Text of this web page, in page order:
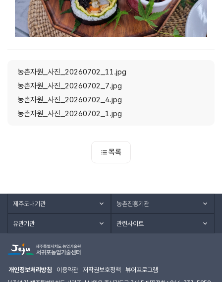
농촌자원_사진_20260702_11.jpg
농촌자원_사진_20260702_7.jpg
농촌자원_사진_20260702_4.jpg
농촌자원_사진_20260702_1.jpg
목록
제주도내기관 농촌진흥기관
유관기관 관련사이트
개인정보처리방침 이용약관 저작권보호정책 뷰어프로그램